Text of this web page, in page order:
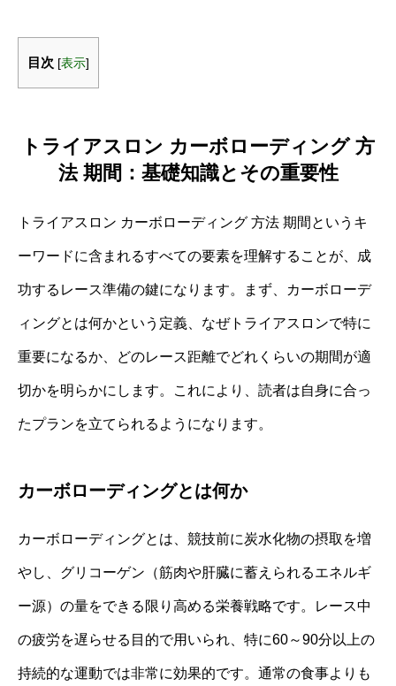
目次 [表示]
トライアスロン カーボローディング 方
法 期間：基礎知識とその重要性
トライアスロン カーボローディング 方法 期間というキ
ーワードに含まれるすべての要素を理解することが、成
功するレース準備の鍵になります。まず、カーボローデ
ィングとは何かという定義、なぜトライアスロンで特に
重要になるか、どのレース距離でどれくらいの期間が適
切かを明らかにします。これにより、読者は自身に合っ
たプランを立てられるようになります。
カーボローディングとは何か
カーボローディングとは、競技前に炭水化物の摂取を増
やし、グリコーゲン（筋肉や肝臓に蓄えられるエネルギ
ー源）の量をできる限り高める栄養戦略です。レース中
の疲労を遅らせる目的で用いられ、特に60～90分以上の
持続的な運動では非常に効果的です。通常の食事よりも